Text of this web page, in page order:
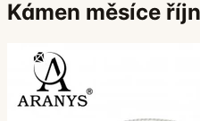
Kámen měsíce